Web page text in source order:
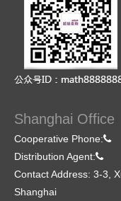
Shanghai Office
Cooperative Phone:
Distribution Agent:
Contact Address: 3-3,
Shanghai